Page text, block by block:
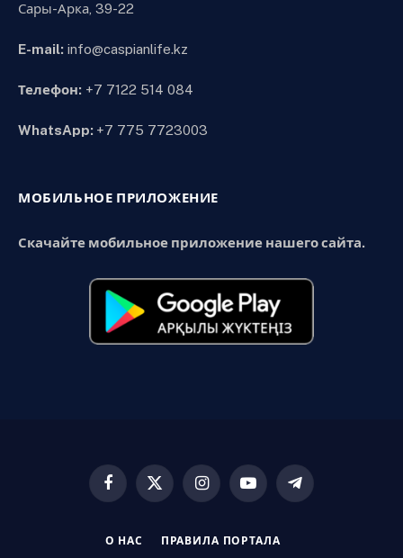
Сары-Арка, 39-22
E-mail: info@caspianlife.kz
Телефон: +7 7122 514 084
WhatsApp: +7 775 7723003
МОБИЛЬНОЕ ПРИЛОЖЕНИЕ
Скачайте мобильное приложение нашего сайта.
Facebook
X
InstagramYouTubeTelegram
О НАС ПРАВИЛА ПОРТАЛА